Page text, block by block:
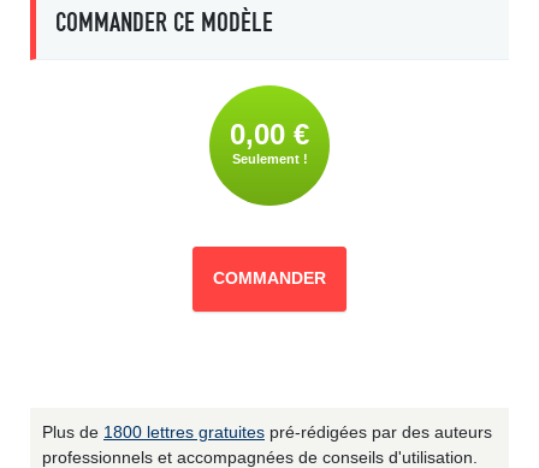
COMMANDER CE MODÈLE
0,00 €
Seulement !
COMMANDER
Plus de 1800 lettres gratuites pré-rédigées par des auteurs
professionnels et accompagnées de conseils d'utilisation.